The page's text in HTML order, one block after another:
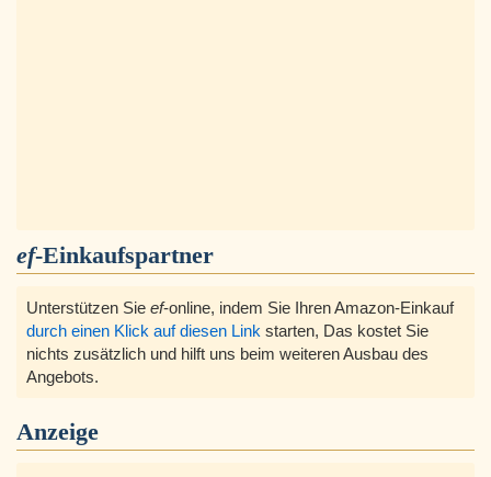
ef-Einkaufspartner
Unterstützen Sie ef-online, indem Sie Ihren Amazon-Einkauf
durch einen Klick auf diesen Link starten, Das kostet Sie
nichts zusätzlich und hilft uns beim weiteren Ausbau des
Angebots.
Anzeige